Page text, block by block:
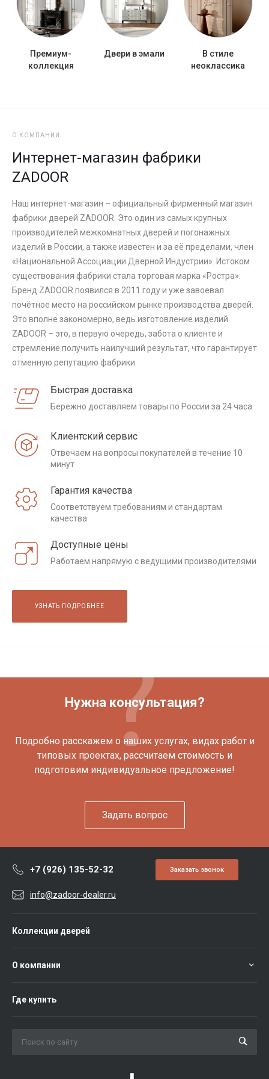
Премиум-
коллекция
Двери в эмали
В стиле
неоклассика
О КОМПАНИИ
Интернет-магазин фабрики
ZADOOR
Наш интернет-магазин – официальный фирменный магазин
фабрики дверей ZADOOR. Это один из самых крупных
производителей межкомнатных дверей и погонажных
изделий в России, а также известен и за её пределами, член
«Национальной Ассоциации Дверной Индустрии». Истоком
существования фабрики стала торговая марка «Ростра».
Бренд ZADOOR появился в 2011 году и уже завоевал
почётное место на российском рынке производства дверей.
Это вполне закономерно, ведь изготовление изделий
ZADOOR – это, в первую очередь, забота о клиенте и
стремление получить наилучший результат, что гарантирует
отменную репутацию фабрики.
Быстрая доставка
Бережно доставляем товары по России за 24 часа
Клиентский сервис
Отвечаем на вопросы покупателей в течение 10
минут
Гарантия качества
Соответствуем требованиям и стандартам
качества
Доступные цены
Работаем напрямую с ведущими производителями
УЗНАТЬ ПОДРОБНЕЕ
Нужна консультация?
Подробно расскажем о наших услугах, видах работ и
типовых проектах, рассчитаем стоимость и
подготовим индивидуальное предложение!
Задать вопрос
+7 (926) 135-52-32 Заказать звонок
info@zadoor-dealer.ru
Коллекции дверей
О компании
Где купить